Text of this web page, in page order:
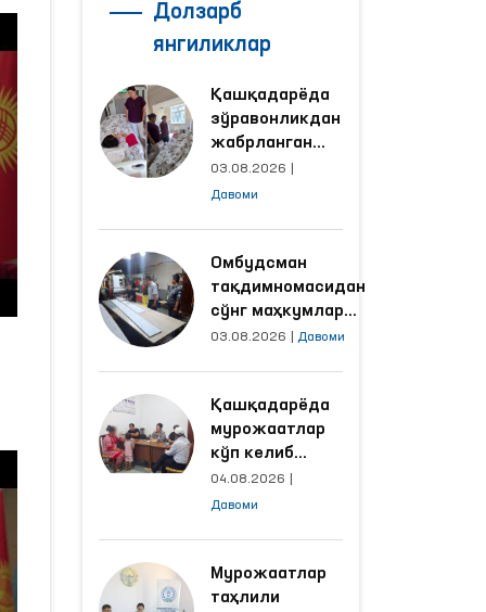
Долзарб
янгиликлар
Қашқадарёда
зўравонликдан
жабрланган
аёлнинг ҳолати
Омбудсман
03.08.2026
Давоми
Омбудсман
тақдимномасидан
сўнг маҳкумлар
меҳнат қилаётган
яхшиланди
03.08.2026 Давоми
Қашқадарёда
мурожаатлар
кўп келиб
тушаётган
ҳудудлар
ишлаш йўлга
қўйилди
04.08.2026
Давоми
Мурожаатлар
таҳлили